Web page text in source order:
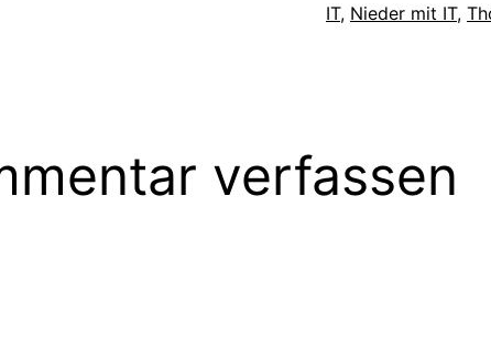
IT, Nieder mit IT,
verfassen